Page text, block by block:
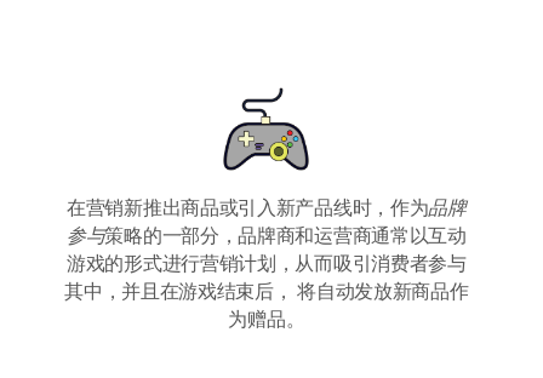
在营销新推出商品或引入新产品线时，作为品牌
参与策略的一部分，品牌商和运营商通常以互动
游戏的形式进行营销计划，从而吸引消费者参与
其中，并且在游戏结束后， 将自动发放新商品作
为赠品。